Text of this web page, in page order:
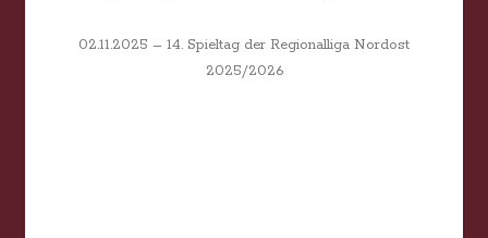
02.11.2025 – 14. Spieltag der Regionalliga Nordost
2025/2026